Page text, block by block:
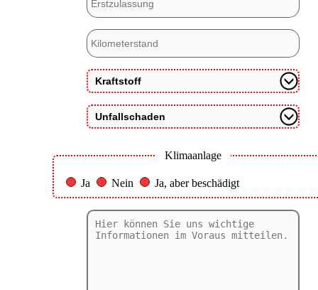
Klimaanlage
Ja Nein Ja, aber beschädigt